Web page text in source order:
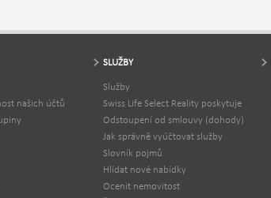
našich účtů
SLUŽBY
Služby
Swiss Life Select Reality poskytuje
Odstoupení od smlouvy (dohody)
Jak správně vyúčtovat služby
Slovník pojmů
Hlídat nové nabídky
Ocenit nemovitost